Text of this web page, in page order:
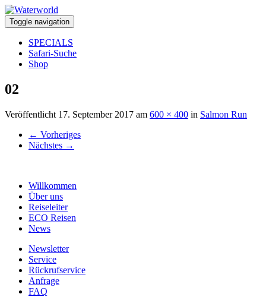
Toggle navigation
SPECIALS
Safari-Suche
Shop
02
Veröffentlicht 17. September 2017 am 600 × 400 in Salmon Run
← Vorheriges
Nächstes →
Willkommen
Über uns
Reiseleiter
ECO Reisen
News
Newsletter
Service
Rückrufservice
Anfrage
FAQ